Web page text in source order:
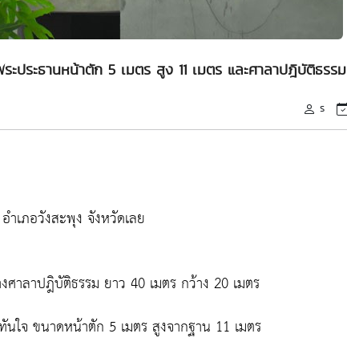
ะประธานหน้าตัก 5 เมตร สูง 11 เมตร และศาลาปฎิบัติธรรม
s
เภอวังสะพุง จังหวัดเลย
าลาปฎิบัติธรรม ยาว 40 เมตร กว้าง 20 เมตร
ใจ ขนาดหน้าตัก 5 เมตร สูงจากฐาน 11 เมตร